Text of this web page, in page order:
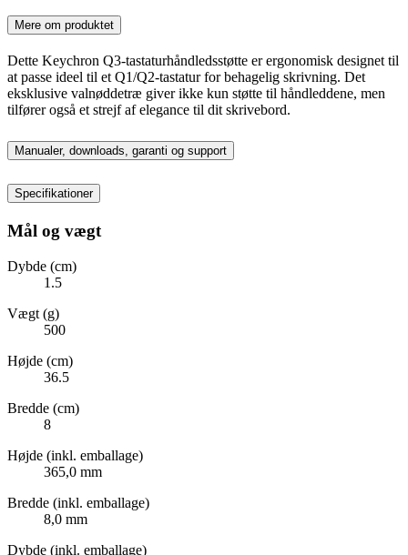
Mere om produktet
Dette Keychron Q3-tastaturhåndledsstøtte er ergonomisk designet til
at passe ideel til et Q1/Q2-tastatur for behagelig skrivning. Det
eksklusive valnøddetræ giver ikke kun støtte til håndleddene, men
tilfører også et strejf af elegance til dit skrivebord.
Manualer, downloads, garanti og support
Specifikationer
Mål og vægt
Dybde (cm)
1.5
Vægt (g)
500
Højde (cm)
36.5
Bredde (cm)
8
Højde (inkl. emballage)
365,0 mm
Bredde (inkl. emballage)
8,0 mm
Dybde (inkl. emballage)